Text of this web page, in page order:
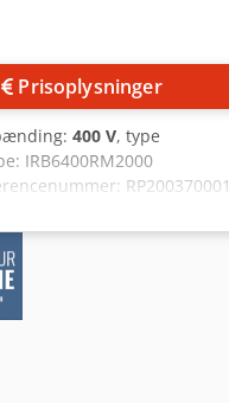
Prisoplysninger
400 V, type
IRB6400RM2000
RP200370001
3 kA Inkluderer: Robot,
ydes ingen garanti. Hvis